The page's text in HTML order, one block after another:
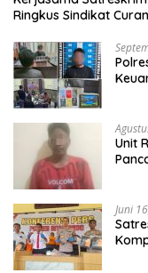
Ringkus Sindikat
Unit
Juni